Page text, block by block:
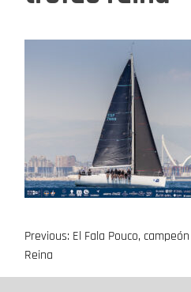
Navegación
Previous: El Fala Pouco,
Reina